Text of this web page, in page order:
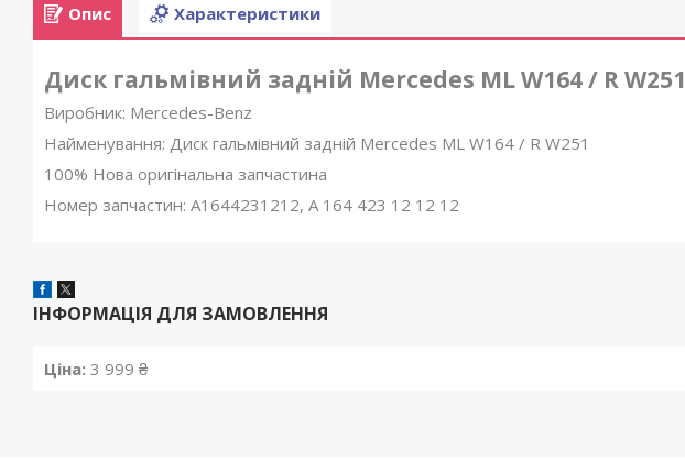
Опис Характеристики
Диск гальмівний задній Mercedes ML W164 / R W251
Виробник: Mercedes-Benz
Найменування: Диск гальмівний задній Mercedes ML W164 / R W251
100% Нова оригінальна запчастина
Номер запчастин: A1644231212, A 164 423 12 12 12
ІНФОРМАЦІЯ ДЛЯ ЗАМОВЛЕННЯ
Ціна: 3 999 ₴